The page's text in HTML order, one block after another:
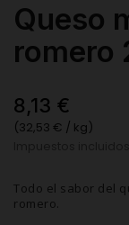
Queso
romero
8,13 €
(32,53 € / kg)
Todo el sabor del
romero.